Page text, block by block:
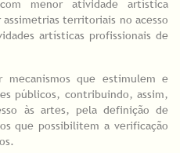
menor atividade artística
territoriais no acesso
artísticas profissionais de
mecanismos que estimulem e
públicos, contribuindo, assim,
às artes, pela definição de
que possibilitem a verificação